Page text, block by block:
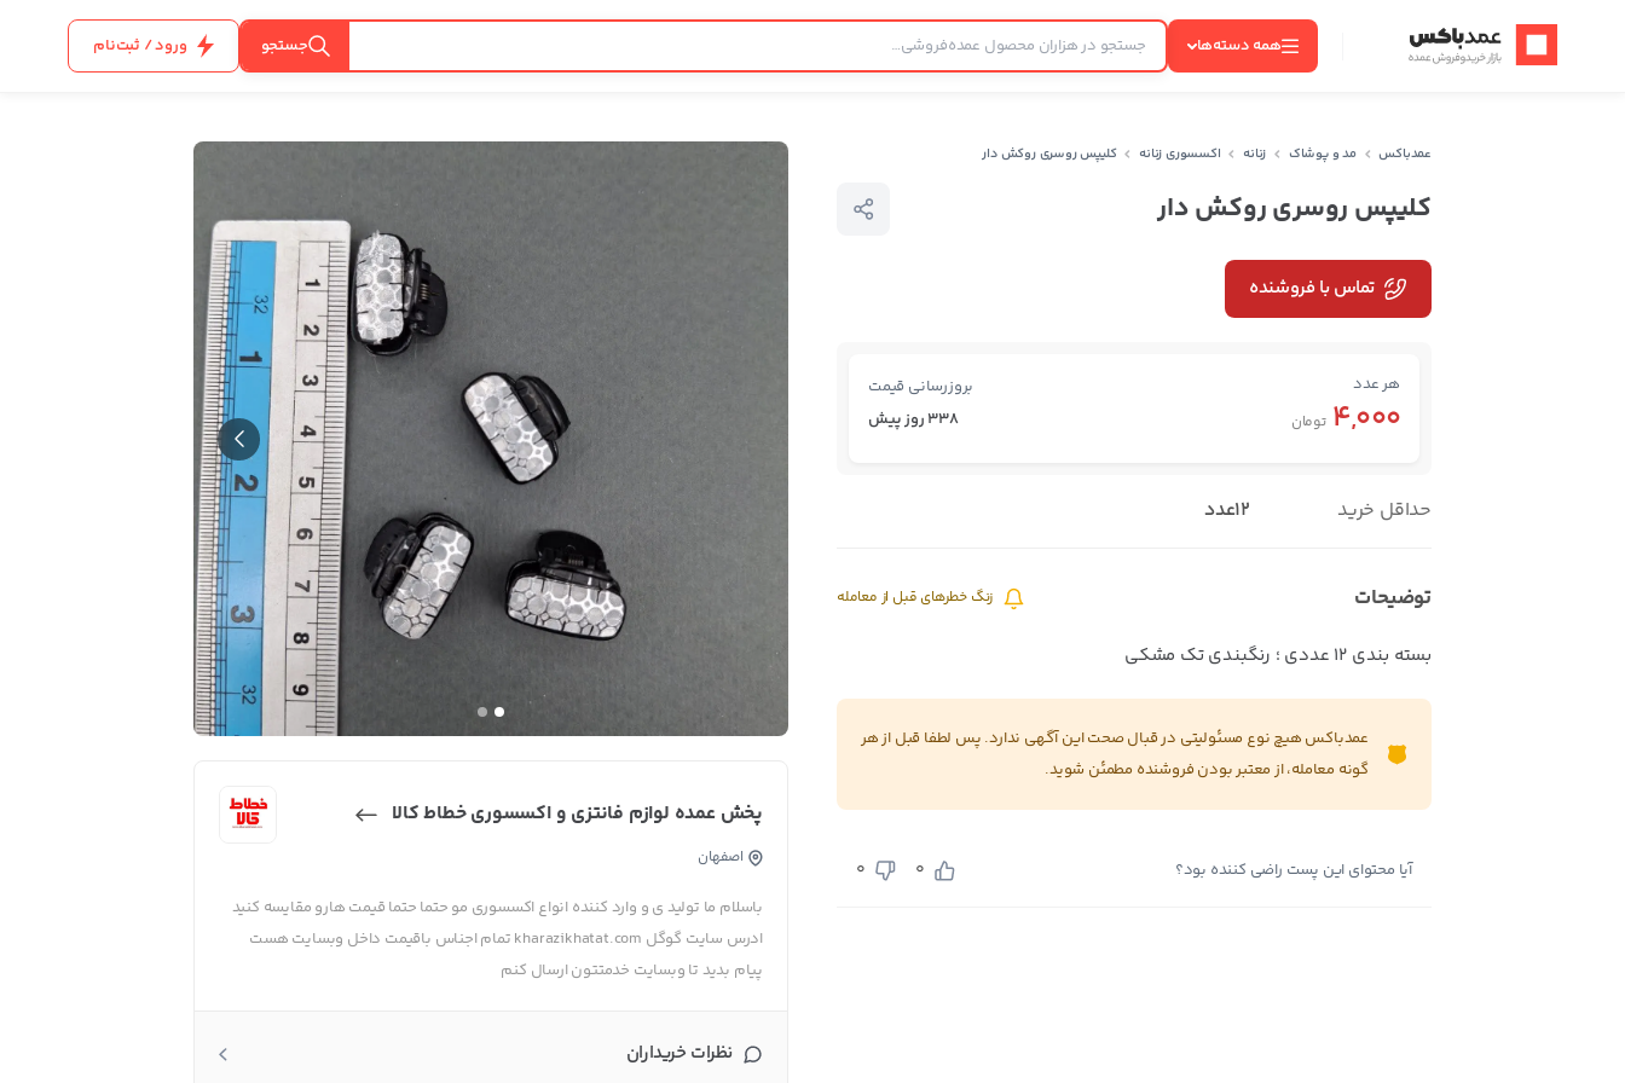
عمدباکس — بازگشت به صفحه اصلی همه دسته‌ها جستجو ورود / ثبت‌نام
عمدباکس مد و پوشاک زنانه اکسسوری زنانه کلیپس روسری روکش دار
کلیپس روسری روکش دار
تماس با فروشنده
هر عدد بروزرسانی قیمت
4,000 تومان 338 روز پیش
حداقل خرید 12عدد
توضیحات زنگ خطرهای قبل از معامله
بسته بندی 12 عددی ؛ رنگبندی تک مشکی
عمدباکس هیچ نوع مسئولیتی در قبال صحت این آگهی ندارد. پس لطفا قبل از هر
گونه معامله، از معتبر بودن فروشنده مطمئن شوید.
آیا محتوای این پست راضی کننده بود؟ 0
0
پخش عمده لوازم فانتزی و اکسسوری خطاط کالا
اصفهان
باسلام ما تولید ی و وارد کننده انواع اکسسوری مو حتما حتما قیمت هارو مقایسه کنید
ادرس سایت گوگل kharazikhatat.com تمام اجناس باقیمت داخل وبسایت هست
پیام بدید تا وبسایت خدمتتون ارسال کنم
نظرات خریداران